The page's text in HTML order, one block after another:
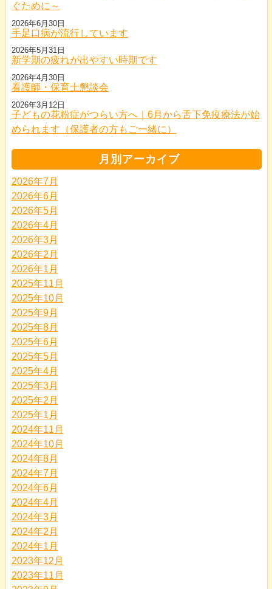
ぐために～
手足口病が流行しています
2026年6月30日
新学期の疲れが出やすい時期です
2026年5月31日
看護師・保育士懇談会
2026年4月30日
子どもの花粉症がつらい方へ｜6月から舌下免疫療法が始
められます（保護者の方もご一緒に）
2026年3月12日
月別アーカイブ
2026年7月
2026年6月
2026年5月
2026年4月
2026年3月
2026年2月
2026年1月
2025年11月
2025年10月
2025年9月
2025年8月
2025年6月
2025年5月
2025年4月
2025年3月
2025年2月
2025年1月
2024年11月
2024年10月
2024年8月
2024年7月
2024年6月
2024年4月
2024年3月
2024年2月
2024年1月
2023年12月
2023年11月